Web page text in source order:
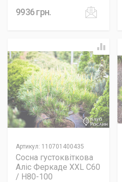
9936грн.
Артикул: 110701400435
Сосна густоквіткова
Аліс Феркаде XXL C60
/ H80-100